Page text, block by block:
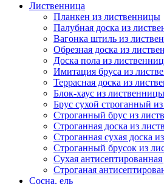
Лиственница
Планкен из лиственницы
Палубная доска из
Вагонка штиль из
Обрезная доска из
Доска пола из
Имитация бруса из
Террасная доска из
Блок-хаус из лиственницы
Брус сухой строганный
Строганный брус из
Строганная доска из
Строганная сухая доска
Строганный брусок из
Сухая антисептированная
Строганая
Сосна, ель